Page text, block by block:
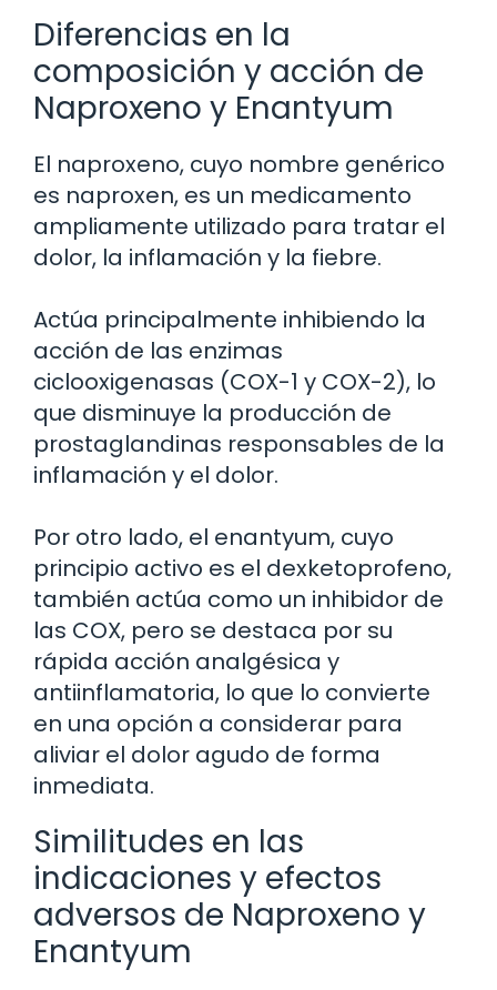
Diferencias en la
composición y acción de
Naproxeno y Enantyum
El naproxeno, cuyo nombre genérico
es naproxen, es un medicamento
ampliamente utilizado para tratar el
dolor, la inflamación y la fiebre.
Actúa principalmente inhibiendo la
acción de las enzimas
ciclooxigenasas (COX-1 y COX-2), lo
que disminuye la producción de
prostaglandinas responsables de la
inflamación y el dolor.
Por otro lado, el enantyum, cuyo
principio activo es el dexketoprofeno,
también actúa como un inhibidor de
las COX, pero se destaca por su
rápida acción analgésica y
antiinflamatoria, lo que lo convierte
en una opción a considerar para
aliviar el dolor agudo de forma
inmediata.
Similitudes en las
indicaciones y efectos
adversos de Naproxeno y
Enantyum